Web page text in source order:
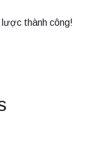
thành công!